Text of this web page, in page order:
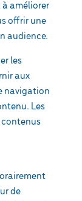
à améliorer
offrir une
audience.
les
aux
navigation
Les
de